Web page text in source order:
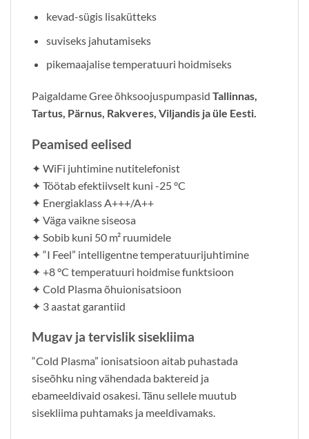
kevad-sügis lisakütteks
suviseks jahutamiseks
pikemaajalise temperatuuri hoidmiseks
Paigaldame Gree õhksoojuspumpasid Tallinnas,
Tartus, Pärnus, Rakveres, Viljandis ja üle Eesti.
Peamised eelised
✦ WiFi juhtimine nutitelefonist
✦ Töötab efektiivselt kuni -25 °C
✦ Energiaklass A+++/A++
✦ Väga vaikne siseosa
✦ Sobib kuni 50 m² ruumidele
✦ “I Feel” intelligentne temperatuurijuhtimine
✦ +8 °C temperatuuri hoidmise funktsioon
✦ Cold Plasma õhuionisatsioon
✦ 3 aastat garantiid
Mugav ja tervislik sisekliima
“Cold Plasma” ionisatsioon aitab puhastada
siseõhku ning vähendada baktereid ja
ebameeldivaid osakesi. Tänu sellele muutub
sisekliima puhtamaks ja meeldivamaks.